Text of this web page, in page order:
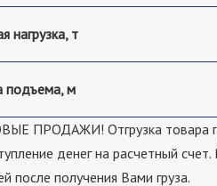
нагрузка, т
подъема, м
ПРОДАЖИ! Отгрузка товара
денег на расчетный
после получения Вами груза.